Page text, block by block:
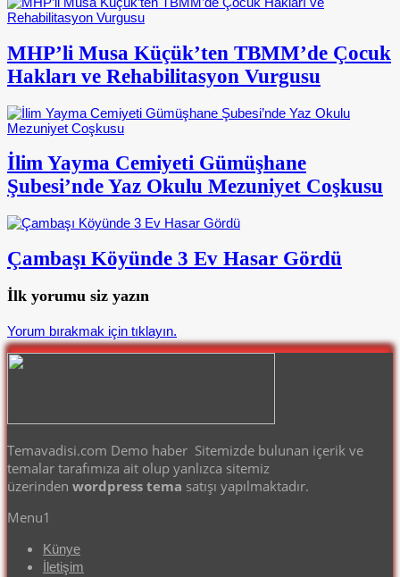
MHP’li Musa Küçük’ten TBMM’de Çocuk
Hakları ve Rehabilitasyon Vurgusu
İlim Yayma Cemiyeti Gümüşhane
Şubesi’nde Yaz Okulu Mezuniyet Coşkusu
Çambaşı Köyünde 3 Ev Hasar Gördü
İlk yorumu siz yazın
Yorum bırakmak için tıklayın.
Temavadisi.com Demo haber Sitemizde bulunan içerik ve
temalar tarafımıza ait olup yanlızca sitemiz
üzerinden wordpress tema satışı yapılmaktadır.
Menu1
Künye
İletişim